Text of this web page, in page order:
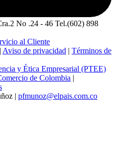
No .24 - 46 Tel.(602) 898
al Cliente
| Aviso de privacidad | Términos de
y Ética Empresarial (PTEE)
de Colombia |
| pfmunoz@elpais.com.co